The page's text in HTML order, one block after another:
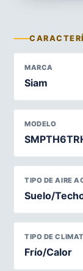
MARCA
Siam
MODELO
TIPO DE AIRE
Suelo/
TIPO DE
Frío/Calor